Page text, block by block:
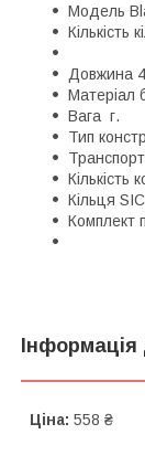
Модель
Кількість
Довжина
Матеріал
Вага г.
Тип
Кількість
Кільця SIC
Комплект
Ціна: 558 ₴